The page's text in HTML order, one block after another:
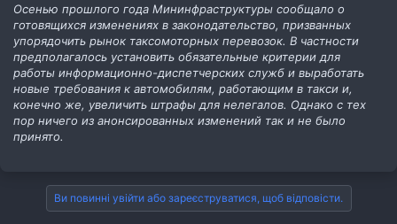
Осенью прошлого года Мининфраструктуры сообщало о
готовящихся изменениях в законодательство, призванных
упорядочить рынок таксомоторных перевозок. В частности
предполагалось установить обязательные критерии для
работы информационно-диспетчерских служб и выработать
новые требования к автомобилям, работающим в такси и,
конечно же, увеличить штрафы для нелегалов. Однако с тех
пор ничего из анонсированных изменений так и не было
принято.
Ви повинні увійти або зареєструватися, щоб відповісти.